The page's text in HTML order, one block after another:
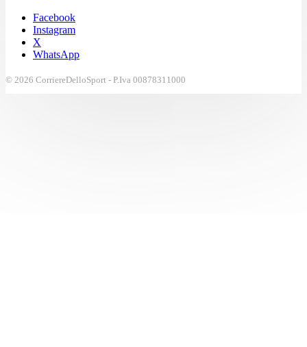
Facebook
Instagram
X
WhatsApp
© 2026 CorriereDelloSport - P.Iva 00878311000